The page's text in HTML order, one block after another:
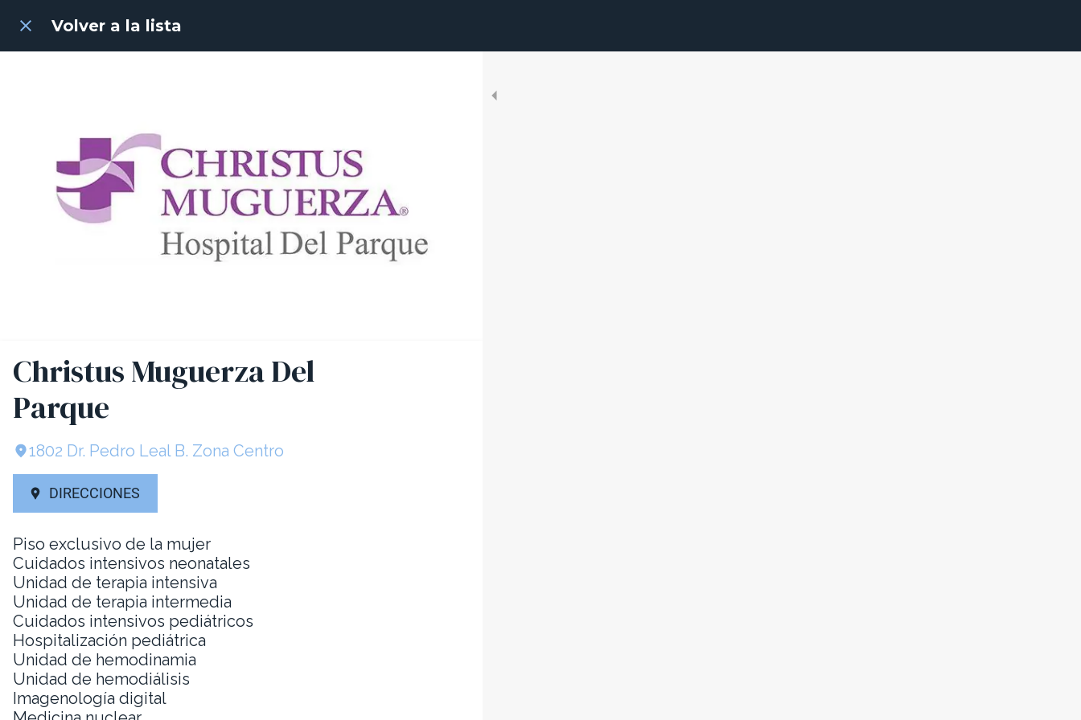
Volver a la lista
Christus Muguerza Del
Parque
1802 Dr. Pedro Leal B. Zona Centro
DIRECCIONES
Piso exclusivo de la mujer
Cuidados intensivos neonatales
Unidad de terapia intensiva
Unidad de terapia intermedia
Cuidados intensivos pediátricos
Hospitalización pediátrica
Unidad de hemodinamia
Unidad de hemodiálisis
Imagenología digital